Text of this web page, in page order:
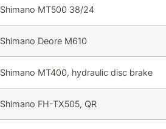
Shimano MT500 38/24
Shimano Deore M610
Shimano MT400, hydraulic disc brake
Shimano FH-TX505, QR